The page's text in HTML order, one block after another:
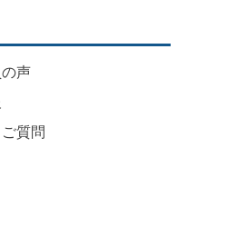
声
質問